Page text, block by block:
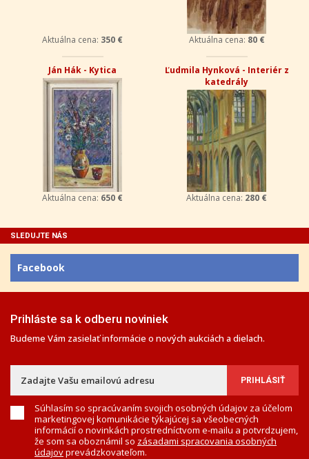
Aktuálna cena: 350 € Aktuálna cena: 80 €
Ján Hák - Kytica
Aktuálna cena: 650 €
Ľudmila Hynková - Interiér z
katedrály
Aktuálna cena: 280 €
SLEDUJTE NÁS
Facebook
Prihláste sa k odberu noviniek
Budeme Vám zasielať informácie o nových aukciách a dielach.
Súhlasím so spracúvaním svojich osobných údajov za účelom
marketingovej komunikácie týkajúcej sa všeobecných
informácií o novinkách prostredníctvom e-mailu a potvrdzujem,
že som sa oboznámil so zásadami spracovania osobných
údajovprevádzkovateľom.